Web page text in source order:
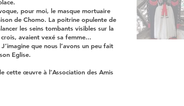
pour moi, le masque mortuaire
de Chomo. La poitrine opulente de
les seins tombants visibles sur la
avaient vexé sa femme...
que nous l’avons un peu fait
Eglise.
cette œuvre à l’Association des Amis